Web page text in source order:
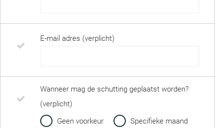
E-mail adres (verplicht)
Wanneer mag de schutting geplaatst worden?
(verplicht)
Geen voorkeur
Specifieke maand